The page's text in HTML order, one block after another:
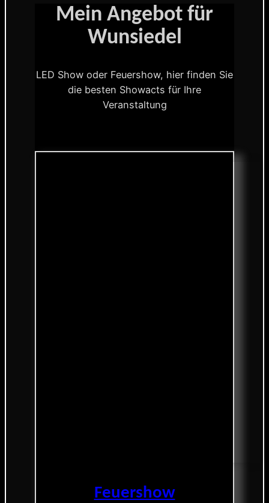
Mein Angebot für
Wunsiedel
LED Show oder Feuershow, hier finden Sie
die besten Showacts für Ihre
Veranstaltung
Feuershow